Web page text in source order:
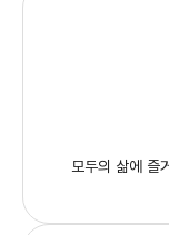
모두의 삶에 즐